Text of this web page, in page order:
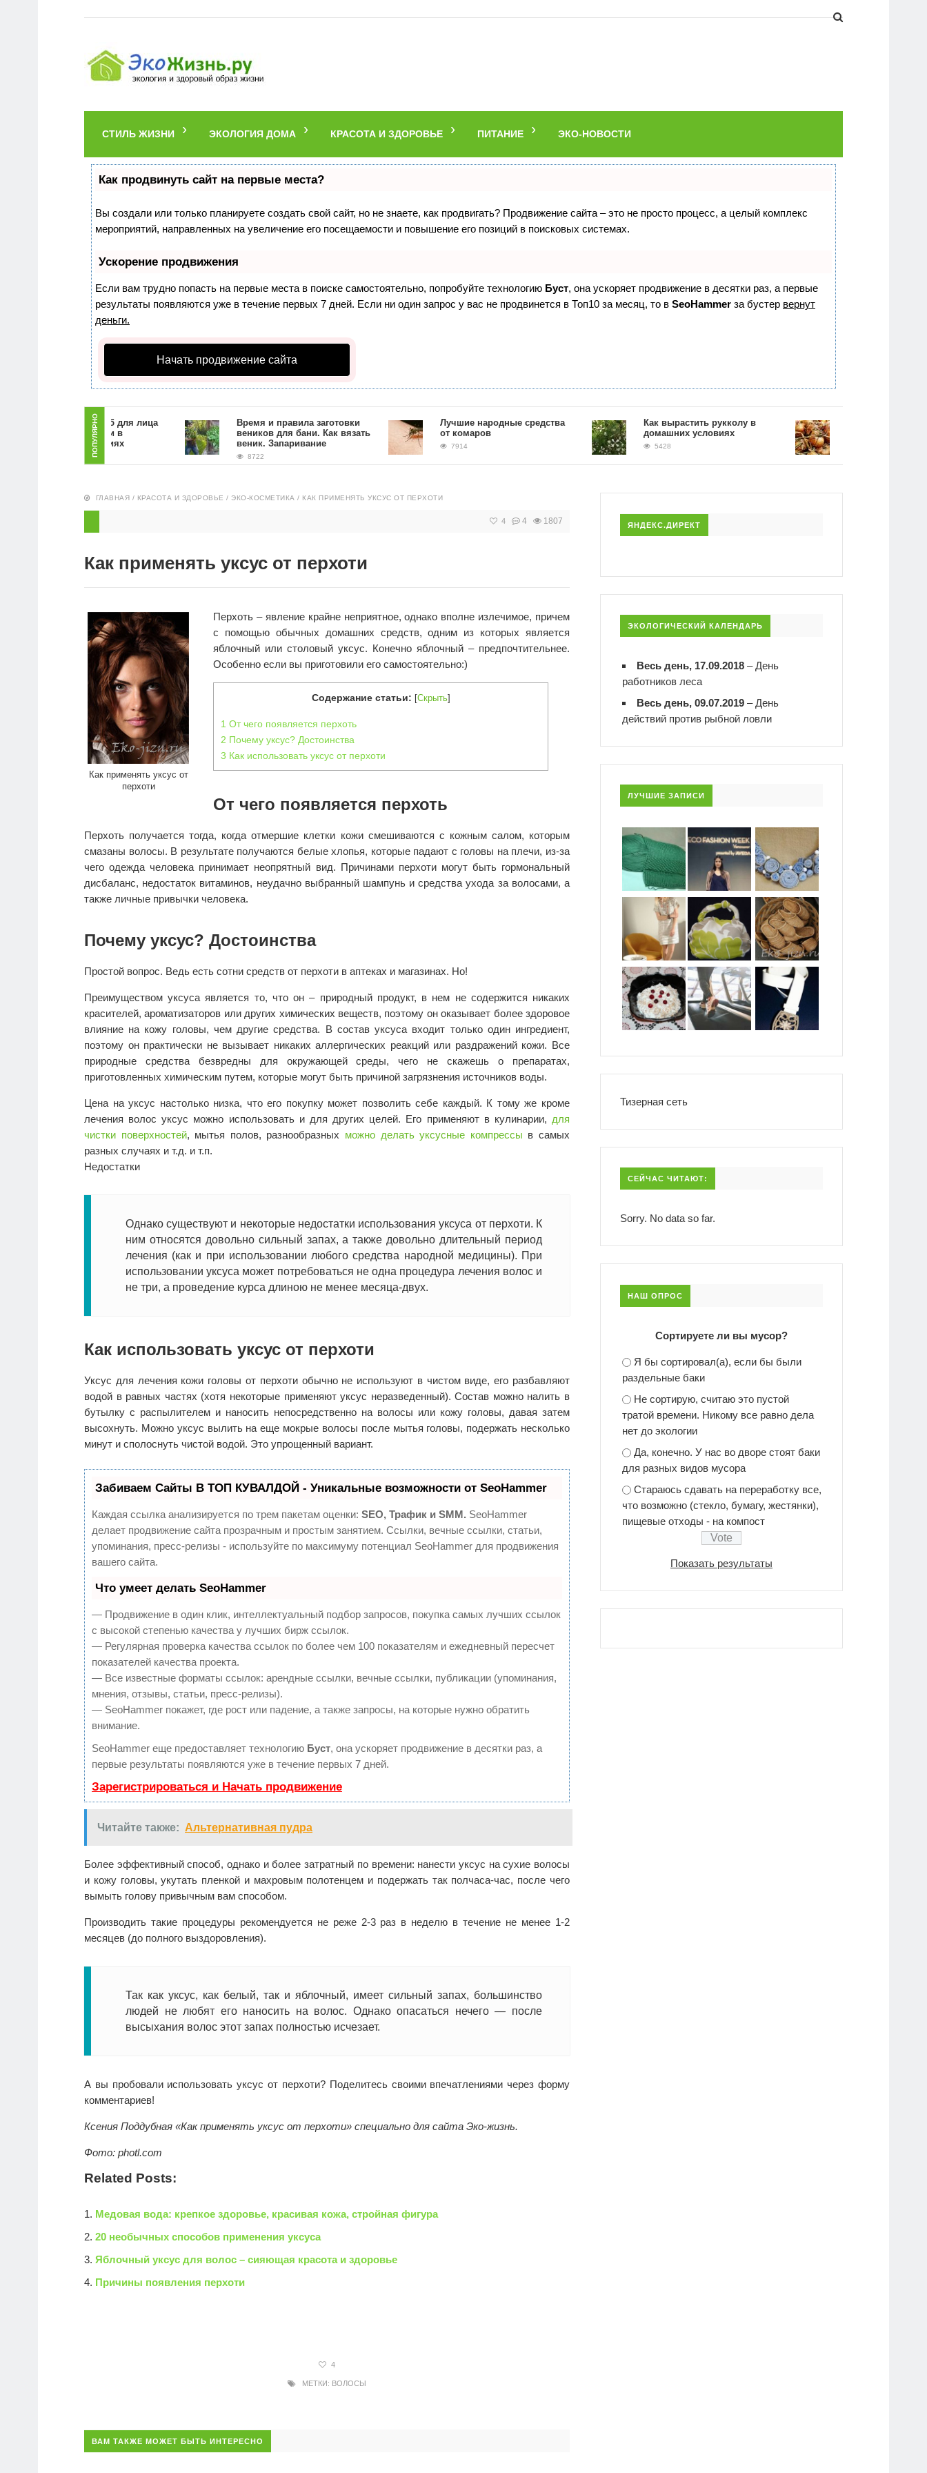
СТИЛЬ ЖИЗНИ ЭКОЛОГИЯ ДОМА КРАСОТА И ЗДОРОВЬЕ ПИТАНИЕ ЭКО-НОВОСТИ
Как продвинуть сайт на первые места?
Вы создали или только планируете создать свой сайт, но не знаете, как продвигать? Продвижение сайта – это не просто процесс, а целый комплекс
мероприятий, направленных на увеличение его посещаемости и повышение его позиций в поисковых системах.
Ускорение продвижения
Если вам трудно попасть на первые места в поиске самостоятельно, попробуйте технологию Буст, она ускоряет продвижение в десятки раз, а первые
результаты появляются уже в течение первых 7 дней. Если ни один запрос у вас не продвинется в Топ10 за месяц, то в SeoHammer за бустер вернут
деньги.
Начать продвижение сайта
ПОПУЛЯРНО
Как сделать скраб для лица
из кофейной гущи в
домашних условиях
Время и правила заготовки
веников для бани. Как вязать
веник. Запаривание
8722
Лучшие народные средства
от комаров
7914
Как вырастить рукколу в
домашних условиях
5428
Применение луковой
на огороде: борьба с
вредителями
4986
ГЛАВНАЯ / КРАСОТА И ЗДОРОВЬЕ / ЭКО-КОСМЕТИКА / КАК ПРИМЕНЯТЬ УКСУС ОТ ПЕРХОТИ
4 4 1807
Как применять уксус от перхоти
Как применять уксус от
перхоти
Перхоть – явление крайне неприятное, однако вполне излечимое, причем
с помощью обычных домашних средств, одним из которых является
яблочный или столовый уксус. Конечно яблочный – предпочтительнее.
Особенно если вы приготовили его самостоятельно:)
Содержание статьи: [Скрыть]
1 От чего появляется перхоть
2 Почему уксус? Достоинства
3 Как использовать уксус от перхоти
От чего появляется перхоть
Перхоть получается тогда, когда отмершие клетки кожи смешиваются с кожным салом, которым
смазаны волосы. В результате получаются белые хлопья, которые падают с головы на плечи, из-за
чего одежда человека принимает неопрятный вид. Причинами перхоти могут быть гормональный
дисбаланс, недостаток витаминов, неудачно выбранный шампунь и средства ухода за волосами, а
также личные привычки человека.
Почему уксус? Достоинства
Простой вопрос. Ведь есть сотни средств от перхоти в аптеках и магазинах. Но!
Преимуществом уксуса является то, что он – природный продукт, в нем не содержится никаких
красителей, ароматизаторов или других химических веществ, поэтому он оказывает более здоровое
влияние на кожу головы, чем другие средства. В состав уксуса входит только один ингредиент,
поэтому он практически не вызывает никаких аллергических реакций или раздражений кожи. Все
природные средства безвредны для окружающей среды, чего не скажешь о препаратах,
приготовленных химическим путем, которые могут быть причиной загрязнения источников воды.
Цена на уксус настолько низка, что его покупку может позволить себе каждый. К тому же кроме
лечения волос уксус можно использовать и для других целей. Его применяют в кулинарии, для
чистки поверхностей, мытья полов, разнообразных можно делать уксусные компрессы в самых
разных случаях и т.д. и т.п.
Недостатки
Однако существуют и некоторые недостатки использования уксуса от перхоти. К
ним относятся довольно сильный запах, а также довольно длительный период
лечения (как и при использовании любого средства народной медицины). При
использовании уксуса может потребоваться не одна процедура лечения волос и
не три, а проведение курса длиною не менее месяца-двух.
Как использовать уксус от перхоти
Уксус для лечения кожи головы от перхоти обычно не используют в чистом виде, его разбавляют
водой в равных частях (хотя некоторые применяют уксус неразведенный). Состав можно налить в
бутылку с распылителем и наносить непосредственно на волосы или кожу головы, давая затем
высохнуть. Можно уксус вылить на еще мокрые волосы после мытья головы, подержать несколько
минут и сполоснуть чистой водой. Это упрощенный вариант.
Забиваем Сайты В ТОП КУВАЛДОЙ - Уникальные возможности от SeoHammer
Каждая ссылка анализируется по трем пакетам оценки: SEO, Трафик и SMM. SeoHammer
делает продвижение сайта прозрачным и простым занятием. Ссылки, вечные ссылки, статьи,
упоминания, пресс-релизы - используйте по максимуму потенциал SeoHammer для продвижения
вашего сайта.
Что умеет делать SeoHammer
— Продвижение в один клик, интеллектуальный подбор запросов, покупка самых лучших ссылок
с высокой степенью качества у лучших бирж ссылок.
— Регулярная проверка качества ссылок по более чем 100 показателям и ежедневный пересчет
показателей качества проекта.
— Все известные форматы ссылок: арендные ссылки, вечные ссылки, публикации (упоминания,
мнения, отзывы, статьи, пресс-релизы).
— SeoHammer покажет, где рост или падение, а также запросы, на которые нужно обратить
внимание.
SeoHammer еще предоставляет технологию Буст, она ускоряет продвижение в десятки раз, а
первые результаты появляются уже в течение первых 7 дней.
Зарегистрироваться и Начать продвижение
Читайте также: Альтернативная пудра
Более эффективный способ, однако и более затратный по времени: нанести уксус на сухие волосы
и кожу головы, укутать пленкой и махровым полотенцем и подержать так полчаса-час, после чего
вымыть голову привычным вам способом.
Производить такие процедуры рекомендуется не реже 2-3 раз в неделю в течение не менее 1-2
месяцев (до полного выздоровления).
Так как уксус, как белый, так и яблочный, имеет сильный запах, большинство
людей не любят его наносить на волос. Однако опасаться нечего — после
высыхания волос этот запах полностью исчезает.
А вы пробовали использовать уксус от перхоти? Поделитесь своими впечатлениями через форму
комментариев!
Ксения Поддубная «Как применять уксус от перхоти» специально для сайта Эко-жизнь.
Фото: photl.com
Related Posts:
Медовая вода: крепкое здоровье, красивая кожа, стройная фигура
20 необычных способов применения уксуса
Яблочный уксус для волос – сияющая красота и здоровье
Причины появления перхоти
4
МЕТКИ: ВОЛОСЫ
ВАМ ТАКЖЕ МОЖЕТ БЫТЬ ИНТЕРЕСНО
ЯНДЕКС.ДИРЕКТ
ЭКОЛОГИЧЕСКИЙ КАЛЕНДАРЬ
Весь день, 17.09.2018 –День
работников леса
Весь день, 09.07.2019 –День
действий против рыбной ловли
ЛУЧШИЕ ЗАПИСИ
Тизерная сеть
СЕЙЧАС ЧИТАЮТ:
Sorry. No data so far.
НАШ ОПРОС
Сортируете ли вы мусор?
Я бы сортировал(а), если бы были
раздельные баки
Не сортирую, считаю это пустой
тратой времени. Никому все равно дела
нет до экологии
Да, конечно. У нас во дворе стоят баки
для разных видов мусора
Стараюсь сдавать на переработку все,
что возможно (стекло, бумагу, жестянки),
пищевые отходы - на компост
Показать результаты